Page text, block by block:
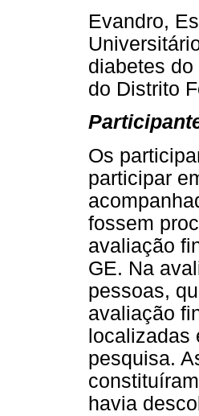
Evandro,
diabetes
do Distrito
Os
participar
fossem
avaliação
GE. Na
pessoas,
avaliação
localizadas
pesquisa.
havia